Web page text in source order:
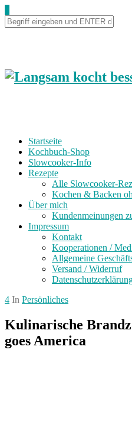
Startseite
Kochbuch-Shop
Slowcooker-Info
Rezepte
Alle Slowcooker-
Kochen & Backen
Über mich
Kundenmeinungen
Impressum
Kontakt
Kooperationen /
Allgemeine
Versand / Widerruf
4 In Persönliches
Kulinarische
goes America